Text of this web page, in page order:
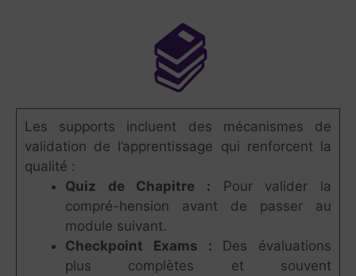
Les supports incluent des mécanismes de
validation de l’apprentissage qui renforcent la
qualité :
Quiz de Chapitre : Pour valider la
compré-hension avant de passer au
module suivant.
Checkpoint Exams : Des évaluations
plus complètes et souvent